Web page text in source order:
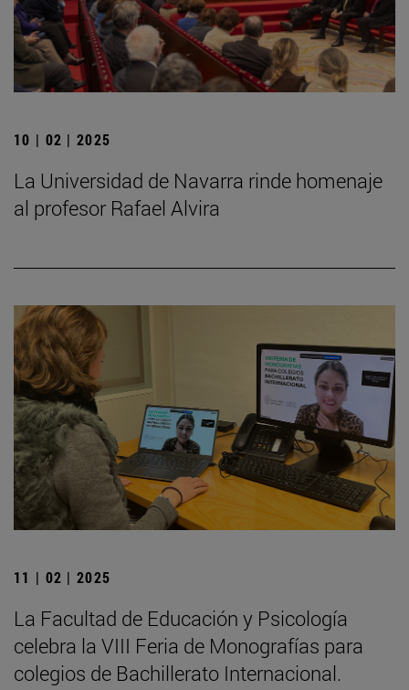
10 | 02 | 2025
La Universidad de Navarra rinde homenaje
al profesor Rafael Alvira
11 | 02 | 2025
La Facultad de Educación y Psicología
celebra la VIII Feria de Monografías para
colegios de Bachillerato Internacional.